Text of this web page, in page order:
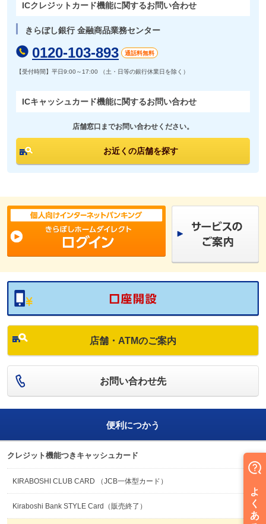
ICクレジットカード機能に関するお問い合わせ
きらぼし銀行 金融商品業務センター
0120-103-893 通話料無料
【受付時間】 平日9:00～17:00 （土・日等の銀行休業日を除く）
ICキャッシュカード機能に関するお問い合わせ
店舗窓口までお問い合わせください。
お近くの店舗を探す
店舗・ATMのご案内
お問い合わせ先
便利につかう
クレジット機能つきキャッシュカード
KIRABOSHI CLUB CARD （JCB一体型カード）
Kiraboshi Bank STYLE Card（販売終了）